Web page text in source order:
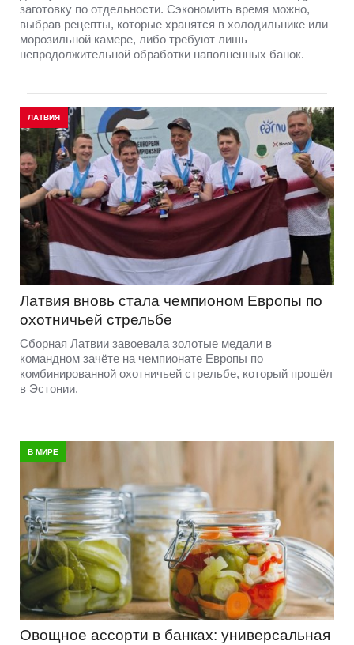
заготовку по отдельности. Сэкономить время можно,
выбрав рецепты, которые хранятся в холодильнике или
морозильной камере, либо требуют лишь
непродолжительной обработки наполненных банок.
ЛАТВИЯ
Латвия вновь стала чемпионом Европы по
охотничьей стрельбе
Сборная Латвии завоевала золотые медали в
командном зачёте на чемпионате Европы по
комбинированной охотничьей стрельбе, который прошёл
в Эстонии.
В МИРЕ
Овощное ассорти в банках: универсальная